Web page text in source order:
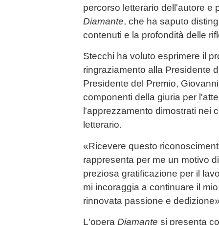
percorso letterario dell'autore e
Diamante, che ha saputo
contenuti e la profondità delle
Stecchi ha voluto esprimere il
ringraziamento alla Presidente
Presidente del Premio,
componenti della giuria per
l'apprezzamento dimostrati nei
letterario.
«Ricevere questo
rappresenta per me un motivo
preziosa gratificazione per il
mi incoraggia a continuare il
rinnovata passione e
L'opera Diamante si presenta